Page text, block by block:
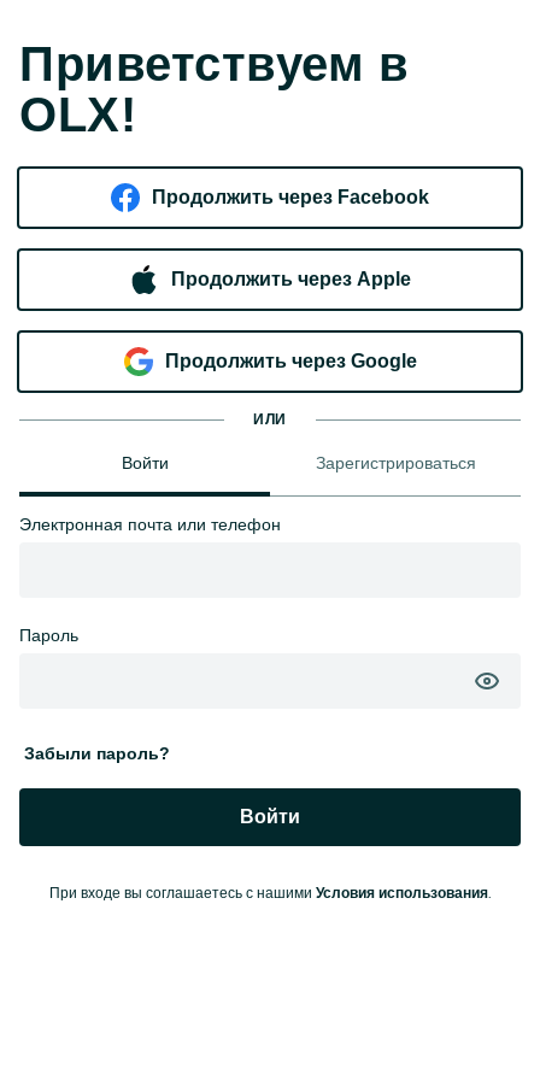
Приветствуем в
OLX!
Продолжить через Facebook
Продолжить через Apple
Продолжить через Google
ИЛИ
Войти Зарегистрироваться
Электронная почта или телефон
Пароль
Забыли пароль?
Войти
При входе вы соглашаетесь с нашими Условия использования.